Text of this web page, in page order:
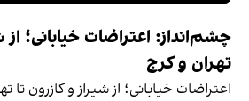
چشم‌انداز: اعتراضات خیابانی؛ از
تهران و کرج
اعتراضات خیابانی؛ از شیراز و کازرون تا